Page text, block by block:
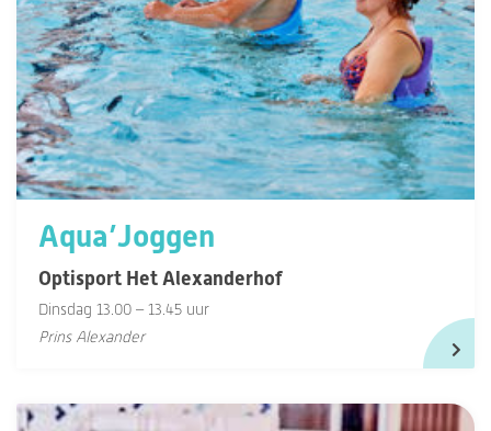
Aqua’Joggen
Optisport Het Alexanderhof
Dinsdag 13.00 – 13.45 uur
Prins Alexander